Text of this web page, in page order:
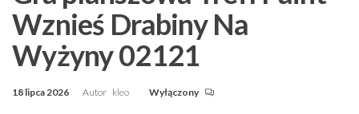
Wznieś Drabiny Na
Wyżyny 02121
18 lipca 2026 Autor kleo Wyłączony